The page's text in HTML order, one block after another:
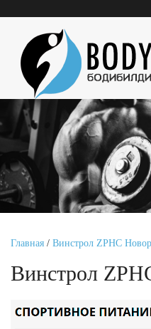
Главная / Винстрол ZPHC
Винстрол